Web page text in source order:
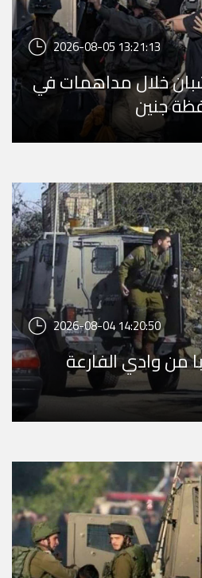
2026-08-05 13:21:13
يعتقل 9 شبان خلال مداهمات في
جنين
2026-08-04 14:20:50
من وادي الفارعة